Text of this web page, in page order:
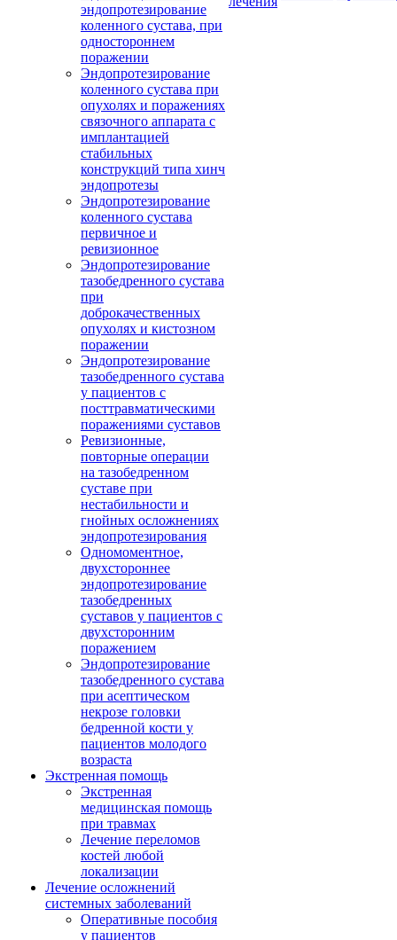
эндопротезирование
коленного сустава, при
одностороннем
поражении
Эндопротезирование
коленного сустава при
опухолях и поражениях
связочного аппарата с
имплантацией
стабильных
конструкций типа хинч
эндопротезы
Эндопротезирование
коленного сустава
первичное и
ревизионное
Эндопротезирование
тазобедренного сустава
при
доброкачественных
опухолях и кистозном
поражении
Эндопротезирование
тазобедренного сустава
у пациентов с
посттравматическими
поражениями суставов
Ревизионные,
повторные операции
на тазобедренном
суставе при
нестабильности и
гнойных осложнениях
эндопротезирования
Одномоментное,
двухстороннее
эндопротезирование
тазобедренных
суставов у пациентов с
двухсторонним
поражением
Эндопротезирование
тазобедренного сустава
при асептическом
некрозе головки
бедренной кости у
пациентов молодого
возраста
Экстренная помощь
Экстренная
медицинская помощь
при травмах
Лечение переломов
костей любой
локализации
Лечение осложнений
системных заболеваний
Оперативные пособия
у пациентов